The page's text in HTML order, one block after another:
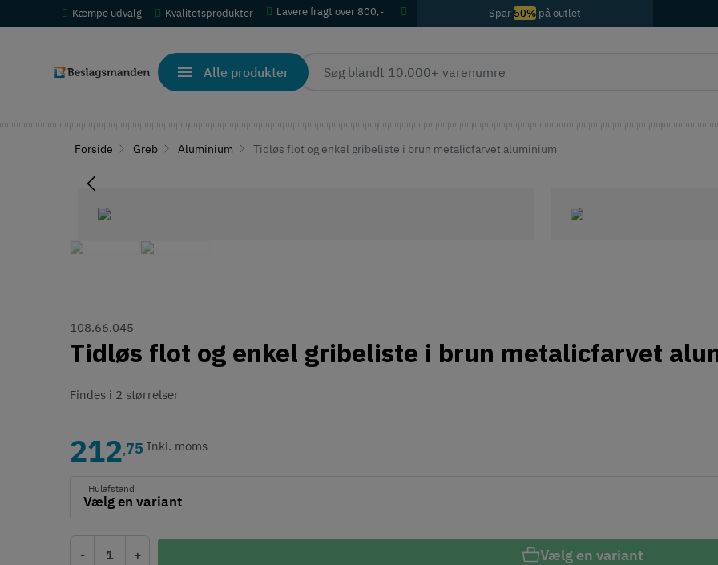
Kæmpe udvalg Kvalitetsprodukter Lavere fragt over 800,- Spar 50% på outlet
Alle produkter
Forside Greb Aluminium Tidløs flot og enkel gribeliste i brun metalicfarvet aluminium
108.66.045
Tidløs flot og enkel gribeliste i brun metalicfarvet
Findes i 2 størrelser
212,75 Inkl. moms
Hulafstand
- + Vælg en variant